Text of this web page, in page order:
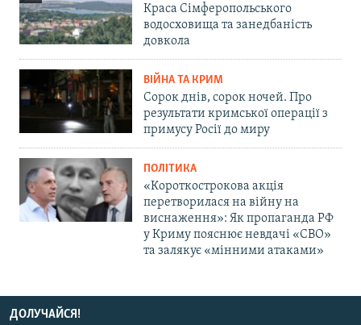
Краса Сімферопольського
водосховища та занедбаність
довкола
ВІЙНА ТА КРИМ
Сорок днів, сорок ночей. Про
результати кримської операції з
примусу Росії до миру
ПОЛІТИКА
«Короткострокова акція
перетворилася на війну на
виснаження»: Як пропаганда РФ
у Криму пояснює невдачі «СВО»
та залякує «мінними атаками»
ДОЛУЧАЙСЯ!